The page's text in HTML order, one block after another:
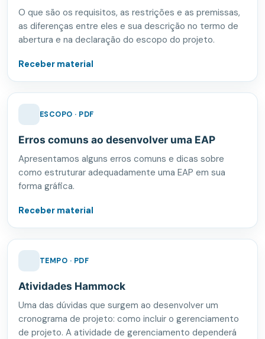
O que são os requisitos, as restrições e as premissas,
as diferenças entre eles e sua descrição no termo de
abertura e na declaração do escopo do projeto.
Receber material
ESCOPO · PDF
Erros comuns ao desenvolver uma EAP
Apresentamos alguns erros comuns e dicas sobre
como estruturar adequadamente uma EAP em sua
forma gráfica.
Receber material
TEMPO · PDF
Atividades Hammock
Uma das dúvidas que surgem ao desenvolver um
cronograma de projeto: como incluir o gerenciamento
de projeto. A atividade de gerenciamento dependerá